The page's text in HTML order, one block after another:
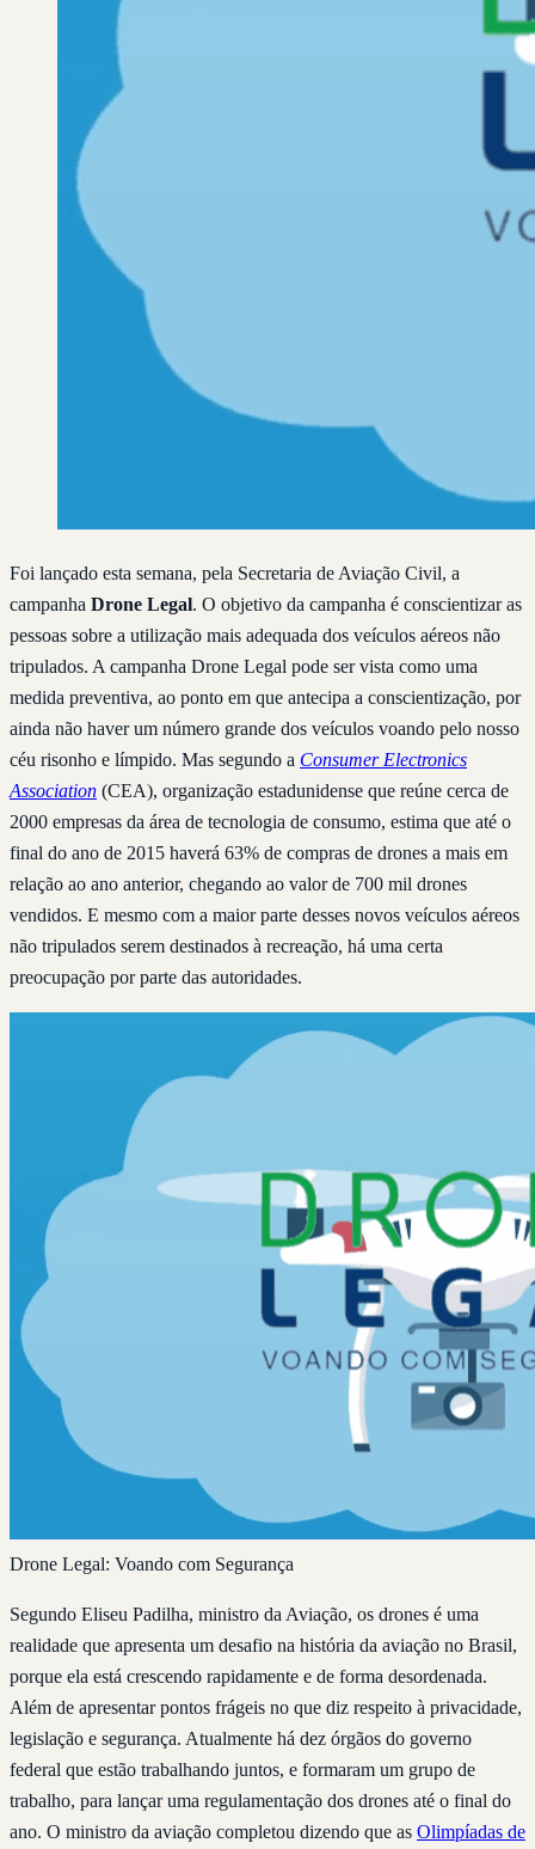
Foi lançado esta semana, pela Secretaria de Aviação Civil, a
campanha Drone Legal. O objetivo da campanha é conscientizar as
pessoas sobre a utilização mais adequada dos veículos aéreos não
tripulados. A campanha Drone Legal pode ser vista como uma
medida preventiva, ao ponto em que antecipa a conscientização, por
ainda não haver um número grande dos veículos voando pelo nosso
céu risonho e límpido. Mas segundo a Consumer Electronics
Association (CEA), organização estadunidense que reúne cerca de
2000 empresas da área de tecnologia de consumo, estima que até o
final do ano de 2015 haverá 63% de compras de drones a mais em
relação ao ano anterior, chegando ao valor de 700 mil drones
vendidos. E mesmo com a maior parte desses novos veículos aéreos
não tripulados serem destinados à recreação, há uma certa
preocupação por parte das autoridades.
Drone Legal: Voando com Segurança
Segundo Eliseu Padilha, ministro da Aviação, os drones é uma
realidade que apresenta um desafio na história da aviação no Brasil,
porque ela está crescendo rapidamente e de forma desordenada.
Além de apresentar pontos frágeis no que diz respeito à privacidade,
legislação e segurança. Atualmente há dez órgãos do governo
federal que estão trabalhando juntos, e formaram um grupo de
trabalho, para lançar uma regulamentação dos drones até o final do
ano. O ministro da aviação completou dizendo que as Olimpíadas de